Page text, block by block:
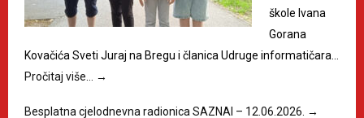
škole Ivana
Gorana
Kovačića Sveti Juraj na Bregu i članica Udruge informatičara…
Pročitaj više…
→
Besplatna cjelodnevna radionica SAZNAI – 12.06.2026. →